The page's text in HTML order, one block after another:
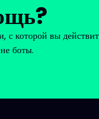
с которой вы
боты.